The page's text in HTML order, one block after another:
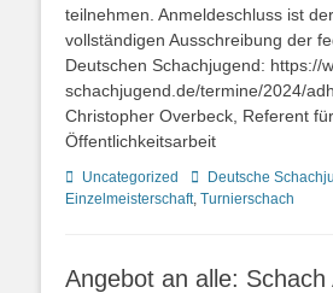
teilnehmen. Anmeldeschluss ist
vollständigen Ausschreibung der
Deutschen Schachjugend: https://
schachjugend.de/termine/2024/
Christopher Overbeck, Referent für
Öffentlichkeitsarbeit
Kategorien
Uncategorized Schlagworte
Deutsche
Einzelmeisterschaft, Turnierschach
Angebot an alle: Schach